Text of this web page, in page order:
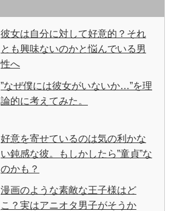
彼女は自分に対して好意的？それ
とも興味ないのかと悩んでいる男
性へ
”なぜ僕には彼女がいないか…”を理
論的に考えてみた。
好意を寄せているのは気の利かな
い鈍感な彼。もしかしたら”童貞”な
のかも？
漫画のような素敵な王子様はど
こ？実はアニオタ男子がそうか